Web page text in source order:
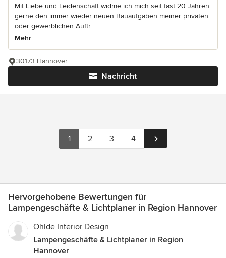
Mit Liebe und Leidenschaft widme ich mich seit fast 20 Jahren
gerne den immer wieder neuen Bauaufgaben meiner privaten
oder gewerblichen Auftr...
Mehr
Nachricht
30173 Hannover
1 2 3 4
Hervorgehobene Bewertungen für
Lampengeschäfte & Lichtplaner in Region Hannover
Ohlde Interior Design
Lampengeschäfte & Lichtplaner in Region
Hannover